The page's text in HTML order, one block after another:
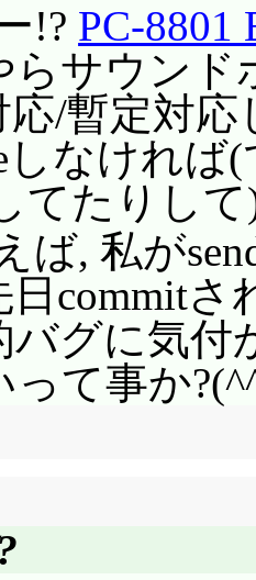
!? PC-8801
サウンド
応/暫定対
しなけれ
てたりし
ば, 私が
日commit
バグに気
って事か